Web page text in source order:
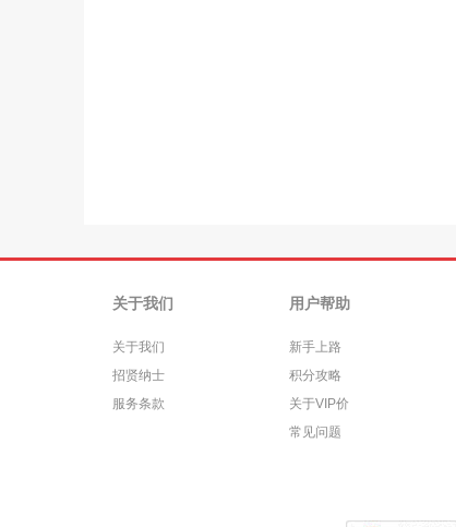
关于我们
关于我们
招贤纳士
服务条款
用户帮助
新手上路
积分攻略
关于VIP价
常见问题